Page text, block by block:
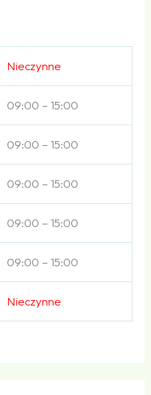
Nieczynne
09:00 – 15:00
09:00 – 15:00
09:00 – 15:00
09:00 – 15:00
09:00 – 15:00
Nieczynne